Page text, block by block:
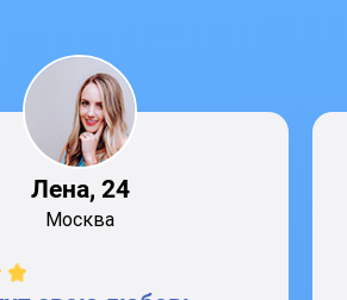
Лена, 24
Москва